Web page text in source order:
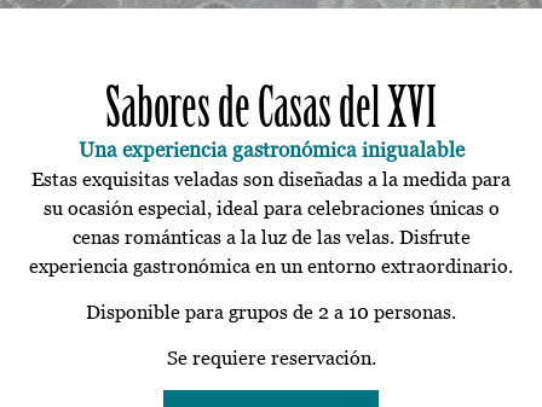
Sabores de Casas del XVI
Una experiencia gastronómica inigualable
Estas exquisitas veladas son diseñadas a la medida para
su ocasión especial, ideal para celebraciones únicas o
cenas románticas a la luz de las velas. Disfrute
experiencia gastronómica en un entorno extraordinario.
Disponible para grupos de 2 a 10 personas.
Se requiere reservación.